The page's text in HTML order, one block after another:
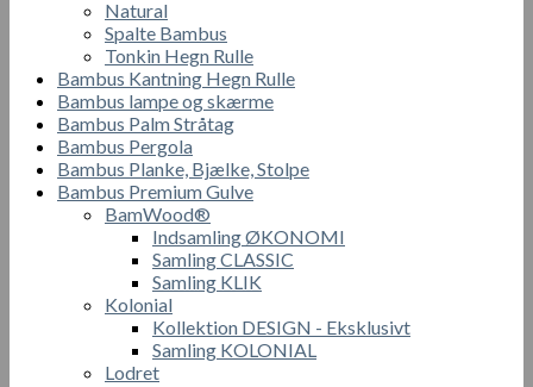
Natural
Spalte Bambus
Tonkin Hegn Rulle
Bambus Kantning Hegn Rulle
Bambus lampe og skærme
Bambus Palm Stråtag
Bambus Pergola
Bambus Planke, Bjælke, Stolpe
Bambus Premium Gulve
BamWood®
Indsamling ØKONOMI
Samling CLASSIC
Samling KLIK
Kolonial
Kollektion DESIGN - Eksklusivt
Samling KOLONIAL
Lodret